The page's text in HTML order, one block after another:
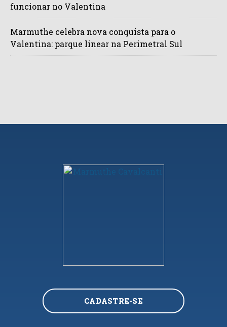
funcionar no Valentina
Marmuthe celebra nova conquista para o
Valentina: parque linear na Perimetral Sul
CADASTRE-SE